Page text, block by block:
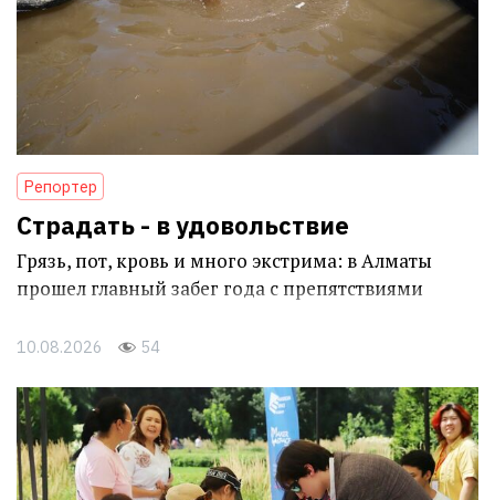
Репортер
Страдать - в удовольствие
Грязь, пот, кровь и много экстрима: в Алматы
прошел главный забег года с препятствиями
10.08.2026 54